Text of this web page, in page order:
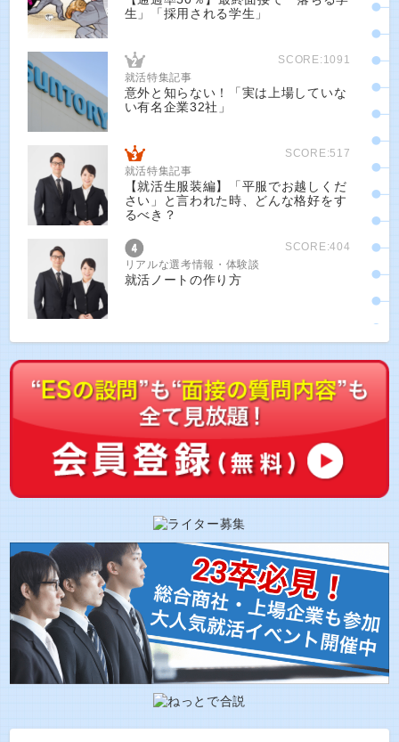
生」「採用される学生」
SCORE:1091
就活特集記事
意外と知らない！「実は上場していな
い有名企業32社」
SCORE:517
就活特集記事
【就活生服装編】「平服でお越しくだ
さい」と言われた時、どんな格好をす
るべき？
SCORE:404
リアルな選考情報・体験談
就活ノートの作り方